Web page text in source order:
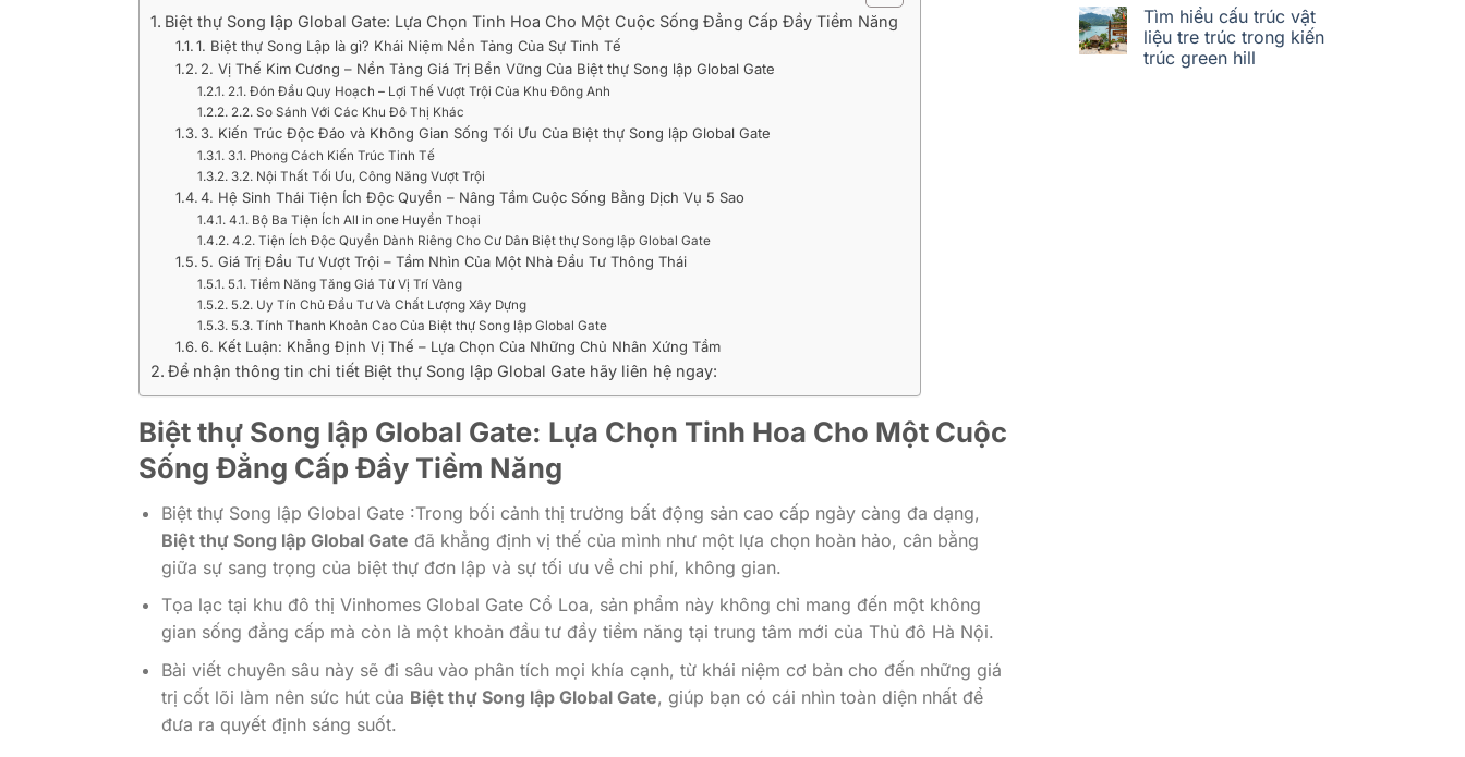
Biệt thự Song lập Global Gate: Lựa Chọn Tinh Hoa Cho Một Cuộc Sống Đẳng Cấp Đầy Tiềm Năng
1. Biệt thự Song Lập là gì? Khái Niệm Nền Tảng Của Sự Tinh Tế
2. Vị Thế Kim Cương – Nền Tảng Giá Trị Bền Vững Của Biệt thự Song lập Global Gate
2.1. Đón Đầu Quy Hoạch – Lợi Thế Vượt Trội Của Khu Đông Anh
2.2. So Sánh Với Các Khu Đô Thị Khác
3. Kiến Trúc Độc Đáo và Không Gian Sống Tối Ưu Của Biệt thự Song lập Global Gate
3.1. Phong Cách Kiến Trúc Tinh Tế
3.2. Nội Thất Tối Ưu, Công Năng Vượt Trội
4. Hệ Sinh Thái Tiện Ích Độc Quyền – Nâng Tầm Cuộc Sống Bằng Dịch Vụ 5 Sao
4.1. Bộ Ba Tiện Ích All in one Huyền Thoại
4.2. Tiện Ích Độc Quyền Dành Riêng Cho Cư Dân Biệt thự Song lập Global Gate
5. Giá Trị Đầu Tư Vượt Trội – Tầm Nhìn Của Một Nhà Đầu Tư Thông Thái
5.1. Tiềm Năng Tăng Giá Từ Vị Trí Vàng
5.2. Uy Tín Chủ Đầu Tư Và Chất Lượng Xây Dựng
5.3. Tính Thanh Khoản Cao Của Biệt thự Song lập Global Gate
6. Kết Luận: Khẳng Định Vị Thế – Lựa Chọn Của Những Chủ Nhân Xứng Tầm
Để nhận thông tin chi tiết Biệt thự Song lập Global Gate hãy liên hệ ngay:
Biệt thự Song lập Global Gate: Lựa Chọn Tinh Hoa Cho Một Cuộc
Sống Đẳng Cấp Đầy Tiềm Năng
Biệt thự Song lập Global Gate :Trong bối cảnh thị trường bất động sản cao cấp ngày càng đa dạng,
Biệt thự Song lập Global Gate đã khẳng định vị thế của mình như một lựa chọn hoàn hảo, cân bằng
giữa sự sang trọng của biệt thự đơn lập và sự tối ưu về chi phí, không gian.
Tọa lạc tại khu đô thị Vinhomes Global Gate Cổ Loa, sản phẩm này không chỉ mang đến một không
gian sống đẳng cấp mà còn là một khoản đầu tư đầy tiềm năng tại trung tâm mới của Thủ đô Hà Nội.
Bài viết chuyên sâu này sẽ đi sâu vào phân tích mọi khía cạnh, từ khái niệm cơ bản cho đến những giá
trị cốt lõi làm nên sức hút của Biệt thự Song lập Global Gate, giúp bạn có cái nhìn toàn diện nhất để
đưa ra quyết định sáng suốt.
Tìm hiểu cấu trúc vật
liệu tre trúc trong kiến
trúc green hill